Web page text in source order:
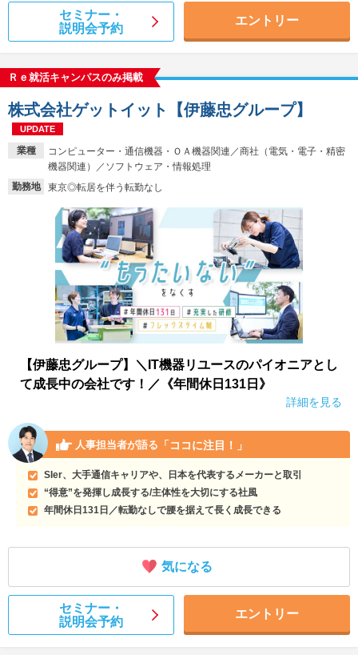
セミナー・
説明会予約
エントリー
Ｒｅ就活キャンパスのみ掲載
業種
コンピューター・通信機器・ＯＡ機器関連／商社（電気・電子・精密
機器関連）／ソフトウェア・情報処理
勤務地
東京◎転居を伴う転勤なし
株式会社ゲットイット【伊藤忠グループ】
UPDATE
【伊藤忠グループ】＼IT機器リユースのパイオニアとし
て成長中の会社です！／《年間休日131日》
詳細を見る
人事担当者が語る 「ココに注目！」
SIer、大手通信キャリアや、日本を代表するメーカーと取引
“得意”を発揮し成長する/主体性を大切にする社風
年間休日131日／転勤なしで腰を据えて長く成長できる
気になる
セミナー・
説明会予約
エントリー